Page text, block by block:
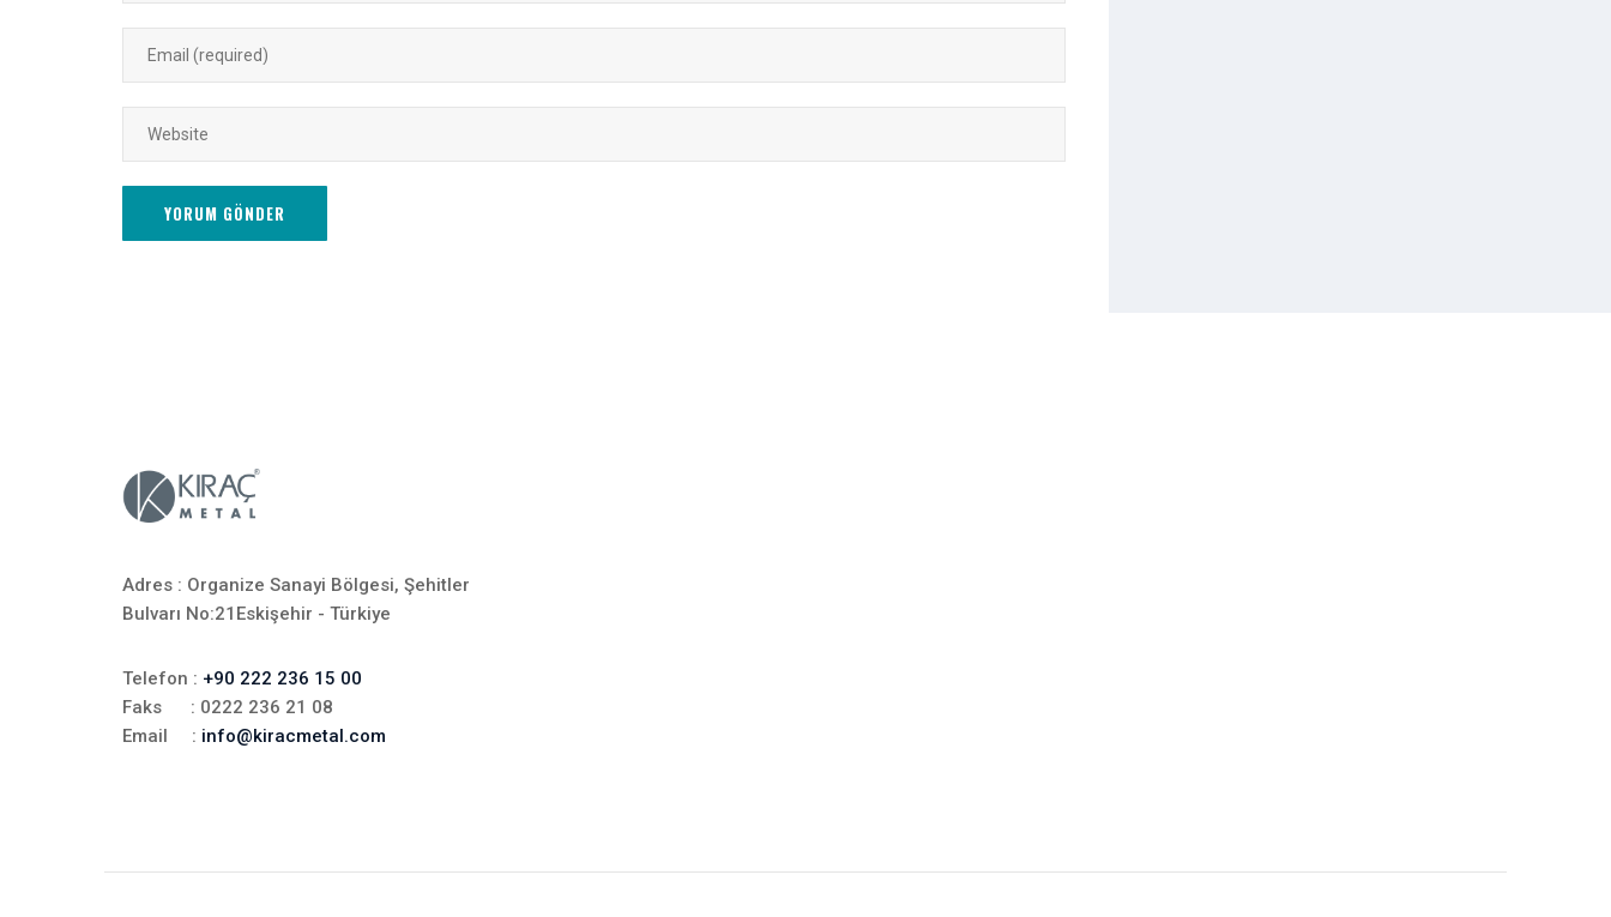
Adres : Organize Sanayi Bölgesi, Şehitler
Bulvarı No:21Eskişehir - Türkiye
Telefon : +90 222 236 15 00
Faks : 0222 236 21 08
Email : info@kiracmetal.com